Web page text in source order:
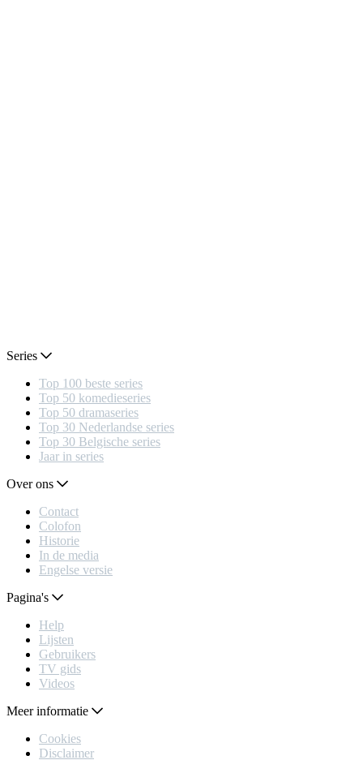
Series
Top 100 beste series
Top 50 komedieseries
Top 50 dramaseries
Top 30 Nederlandse series
Top 30 Belgische series
Jaar in series
Over ons
Contact
Colofon
Historie
In de media
Engelse versie
Pagina's
Help
Lijsten
Gebruikers
TV gids
Videos
Meer informatie
Cookies
Disclaimer